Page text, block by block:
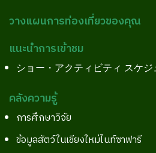
วางแผนการท่องเที่ยวของคุณ
แนะนำการเข้าชม
ショー・アクティビティ スケ
คลังความรู้
การศึกษาวิจัย
ข้อมูลสัตว์ในเชียงใหม่ไนท์ซาฟารี